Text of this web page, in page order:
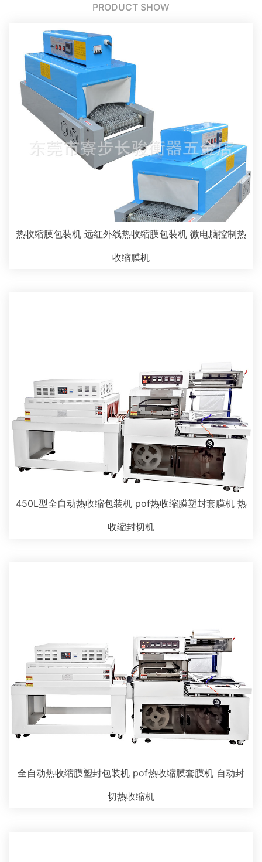
PRODUCT SHOW
热收缩膜包装机 远红外线热收缩膜包装机 微电脑控制热
收缩膜机
450L型全自动热收缩包装机 pof热收缩膜塑封套膜机 热
收缩封切机
全自动热收缩膜塑封包装机 pof热收缩膜套膜机 自动封
切热收缩机